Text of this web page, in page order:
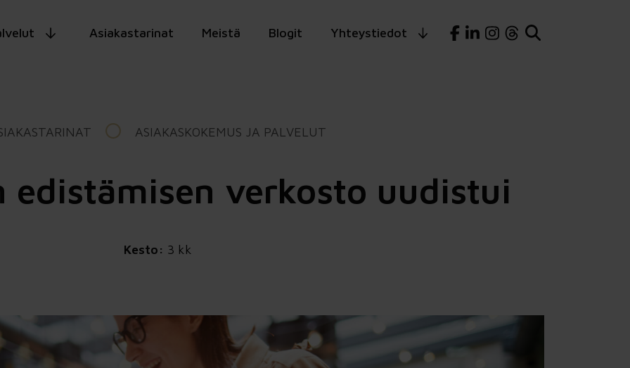
Asiakastarinat Meistä Blogit Yhteystiedot
ASIAKASKOKEMUS JA PALVELUT
edistämisen verkosto uudistui
Kesto: 3 kk